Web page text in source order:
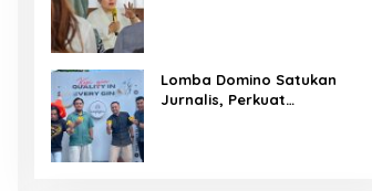
Lomba Domino Satukan
Jurnalis, Perkuat